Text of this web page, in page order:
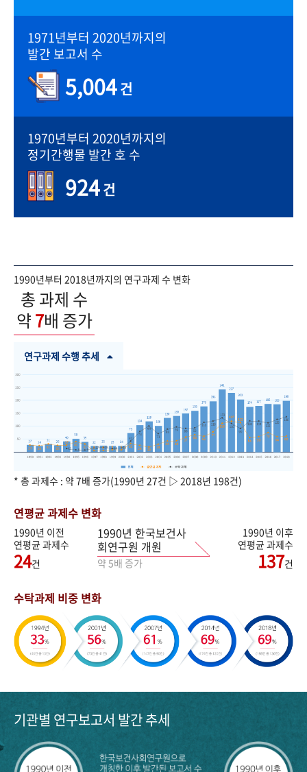
1971년부터 2020년까지의
발간 보고서 수
5,004건
1970년부터 2020년까지의
정기간행물 발간 호 수
924건
1990년부터 2018년까지의 연구과제 수 변화
총 과제 수
약7배 증가
연구과제 수행 추세
* 총 과제수 : 약 7배 증가(1990년 27건 ▷ 2018년 198건)
연평균 과제수 변화
1990년 이전
연평균 과제수
24건
1990년 한국보건사
회연구원 개원
약 5배 증가
1990년 이후
연평균 과제수
137건
수탁과제 비중 변화
기관별 연구보고서 발간 추세